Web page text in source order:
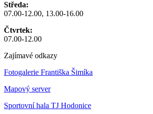
Středa:
07.00-12.00, 13.00-16.00
Čtvrtek:
07.00-12.00
Zajímavé odkazy
Fotogalerie Františka Šimíka
Mapový server
Sportovní hala TJ Hodonice